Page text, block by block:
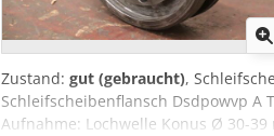
Zustand: gut (gebraucht),
Schleifscheibenflansch Dsdpowvp A
Aufnahme: Lochwelle Konus Ø 30-